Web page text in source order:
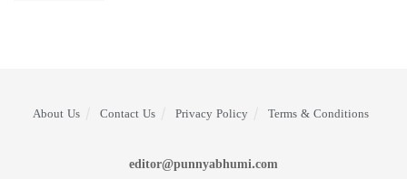
About Us Contact Us Privacy Policy Terms & Conditions
editor@punnyabhumi.com